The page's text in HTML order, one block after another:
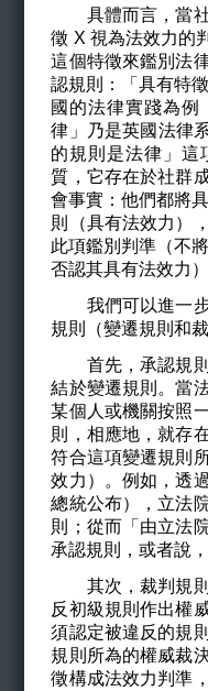
具體而言，當社
徵 X 視為法效力的
這個特徵來鑑別法
認規則：「具有特
國的法律實踐為例
律」乃是英國法律
的規則是法律」這
質，它存在於社群
會事實：他們都將
則（具有法效力）
此項鑑別判準（不
否認其具有法效力
我們可以進一步
規則（變遷規則和
首先，承認規則
結於變遷規則。當
某個人或機關按照
則，相應地，就存
符合這項變遷規則
效力）。例如，透
總統公布），立法
則；從而「由立法
承認規則，或者說
其次，裁判規則
反初級規則作出權
須認定被違反的規
規則所為的權威裁
徵構成法效力判準